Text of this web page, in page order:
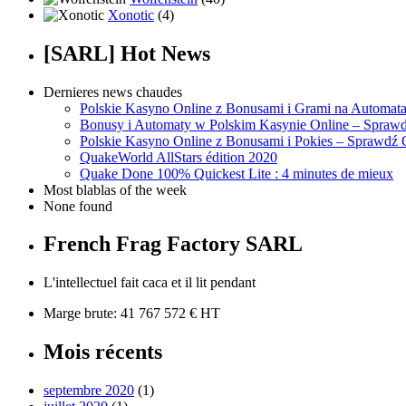
Xonotic (4)
[SARL] Hot News
Dernieres news chaudes
Polskie Kasyno Online z Bonusami i Grami na
Bonusy i Automaty w Polskim Kasynie Online –
Polskie Kasyno Online z Bonusami i Pokies – Sprawdź
QuakeWorld AllStars édition 2020
Quake Done 100% Quickest Lite : 4 minutes de mieux
Most blablas of the week
None found
French Frag Factory SARL
L'intellectuel fait caca et il lit pendant
Marge brute: 41 767 572 € HT
Mois récents
septembre 2020 (1)